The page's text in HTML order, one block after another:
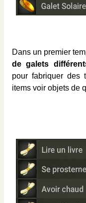
Dans un premier
de galets
pour fabriquer des
items voir objets de